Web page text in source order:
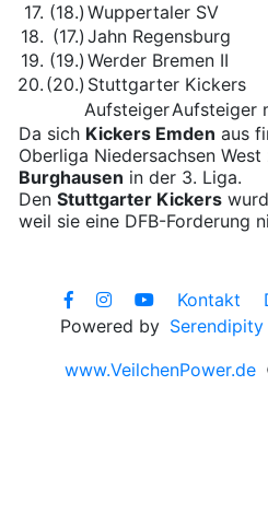
17. (18.) Wuppertaler SV
18. (17.) Jahn Regensburg
19. (19.) Werder Bremen II
20. (20.) Stuttgarter Kickers
AufsteigerAufsteiger
Da sich Kickers Emden aus
Oberliga Niedersachsen
Burghausen in der 3. Liga.
Den Stuttgarter Kickers
weil sie eine DFB-Forderung
Kontakt
Powered by Serendipity
www.VeilchenPower.de